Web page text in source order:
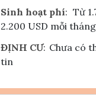
Sinh hoạt phí: Từ
2.200 USD mỗi
ĐỊNH CƯ: Chưa có
tin